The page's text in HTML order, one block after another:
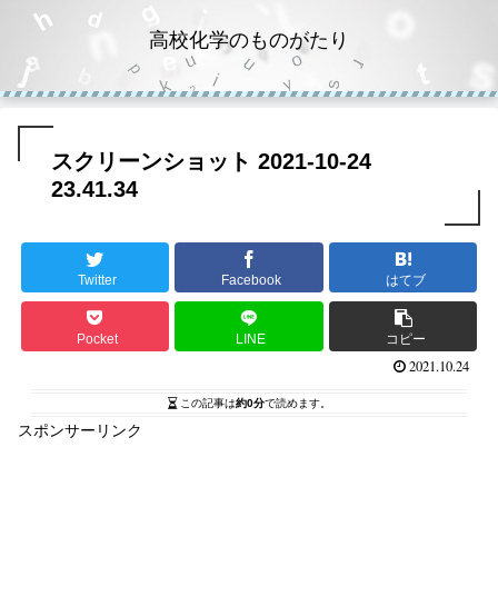
高校化学のものがたり
スクリーンショット 2021-10-24
23.41.34
Twitter Facebook はてブ
Pocket LINE コピー
2021.10.24
この記事は約0分で読めます。
スポンサーリンク